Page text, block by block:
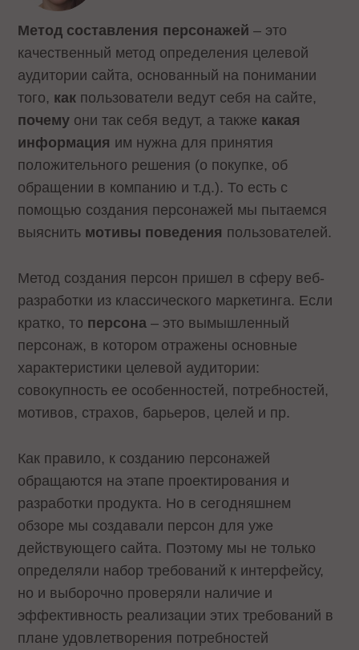
Метод составления персонажей – это
качественный метод определения целевой
аудитории сайта, основанный на понимании
того, как пользователи ведут себя на сайте,
почему они так себя ведут, а также какая
информация им нужна для принятия
положительного решения (о покупке, об
обращении в компанию и т.д.). То есть с
помощью создания персонажей мы пытаемся
выяснить мотивы поведения пользователей.
Метод создания персон пришел в сферу веб-
разработки из классического маркетинга. Если
кратко, то персона – это вымышленный
персонаж, в котором отражены основные
характеристики целевой аудитории:
совокупность ее особенностей, потребностей,
мотивов, страхов, барьеров, целей и пр.
Как правило, к созданию персонажей
обращаются на этапе проектирования и
разработки продукта. Но в сегодняшнем
обзоре мы создавали персон для уже
действующего сайта. Поэтому мы не только
определяли набор требований к интерфейсу,
но и выборочно проверяли наличие и
эффективность реализации этих требований в
плане удовлетворения потребностей